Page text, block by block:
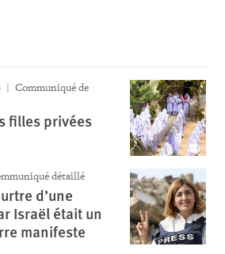
Communiqué de
filles privées
détaillé
d’une
Israël était un
manifeste